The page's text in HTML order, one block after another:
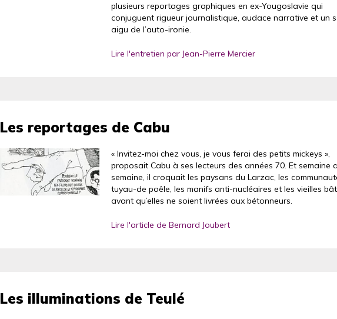
plusieurs reportages graphiques en ex-Yougoslavie qui
conjuguent rigueur journalistique, audace narrative et un
aigu de l’auto-ironie.
Lire l'entretien par Jean-Pierre Mercier
Les reportages de Cabu
« Invitez-moi chez vous, je vous ferai des petits mickeys »,
proposait Cabu à ses lecteurs des années 70. Et semaine
semaine, il croquait les paysans du Larzac, les
tuyau-de poêle, les manifs anti-nucléaires et les vieilles
avant qu’elles ne soient livrées aux bétonneurs.
Lire l'article de Bernard Joubert
Les illuminations de Teulé